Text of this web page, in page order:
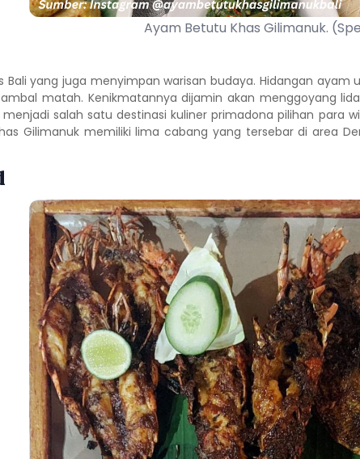
Ayam Betutu Khas Gilimanuk.
yang juga menyimpan warisan budaya. Hidangan ayam
matah. Kenikmatannya dijamin akan menggoyang
salah satu destinasi kuliner primadona pilihan para
Gilimanuk memiliki lima cabang yang tersebar di area